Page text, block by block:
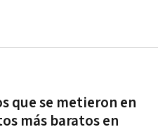
que se metieron en
más baratos en